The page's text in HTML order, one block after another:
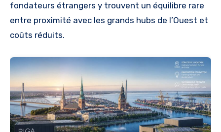
fondateurs étrangers y trouvent un équilibre rare
entre proximité avec les grands hubs de l’Ouest et
coûts réduits.